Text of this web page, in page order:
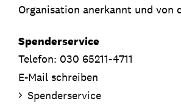
Organisation anerkannt und
Spenderservice
Telefon: 030 65211-4711
E-Mail schreiben
Spenderservice